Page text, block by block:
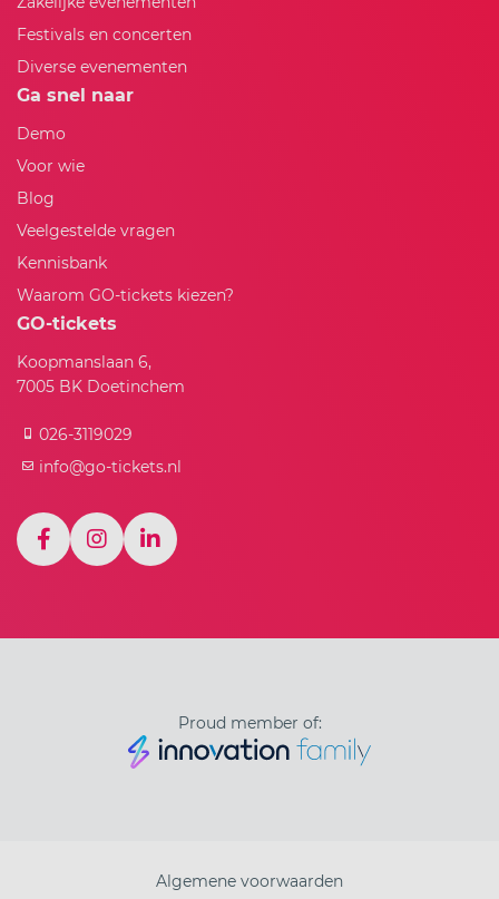
Festivals en concerten
Diverse evenementen
Ga snel naar
Demo
Voor wie
Blog
Veelgestelde vragen
Kennisbank
Waarom GO-tickets kiezen?
GO-tickets
Koopmanslaan 6,
7005 BK Doetinchem
026-3119029
info@go-tickets.nl
Proud member of:
Algemene voorwaarden